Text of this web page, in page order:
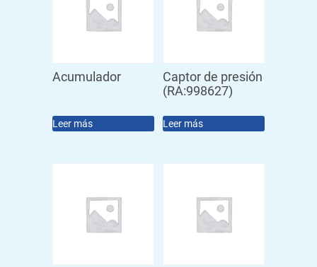
Acumulador
Leer más
Captor de presión
(RA:998627)
Leer más